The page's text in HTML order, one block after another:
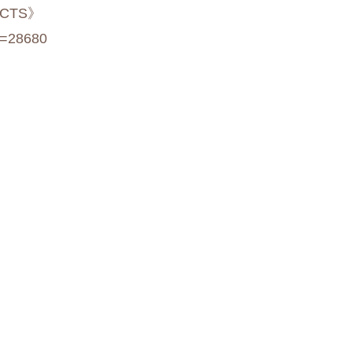
》